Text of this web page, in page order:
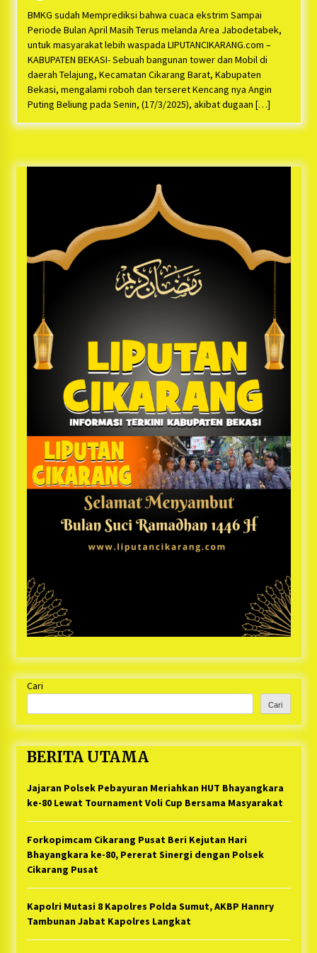
Support Camat Kedungwaringin Memberikan
Logistik Ke Posko Jurpala Kosmi
1 tahun ago
Ucapan Terimakasih Ketua Umum Jurpala
Indonesia dan KOSMI Indonesia Atas Respon
Cepat Polres Metro Bekasi dan Polsek Cikarang
Timur yang Tangkap Oknum Ormas Terkait
Pengusiran Pendirian Posko
1 tahun ago
Kodim 0509 Kabupaten Bekasi Terima 20
Jelang Ramadhan, Kecamatan Cikarang Pusat
Gelar STQ ke-VII
1 tahun ago
BMKG sudah Memprediksi bahwa cuaca ekstrim Sampai
Periode Bulan April Masih Terus melanda Area Jabodetabek,
untuk masyarakat lebih waspada LIPUTANCIKARANG.com –
KABUPATEN BEKASI- Sebuah bangunan tower dan Mobil di
daerah Telajung, Kecamatan Cikarang Barat, Kabupaten
Bekasi, mengalami roboh dan terseret Kencang nya Angin
Puting Beliung pada Senin, (17/3/2025), akibat dugaan […]
Cari
Cari
BERITA UTAMA
Jajaran Polsek Pebayuran Meriahkan HUT Bhayangkara
ke-80 Lewat Tournament Voli Cup Bersama Masyarakat
Forkopimcam Cikarang Pusat Beri Kejutan Hari
Bhayangkara ke-80, Pererat Sinergi dengan Polsek
Cikarang Pusat
Kapolri Mutasi 8 Kapolres Polda Sumut, AKBP Hannry
Tambunan Jabat Kapolres Langkat